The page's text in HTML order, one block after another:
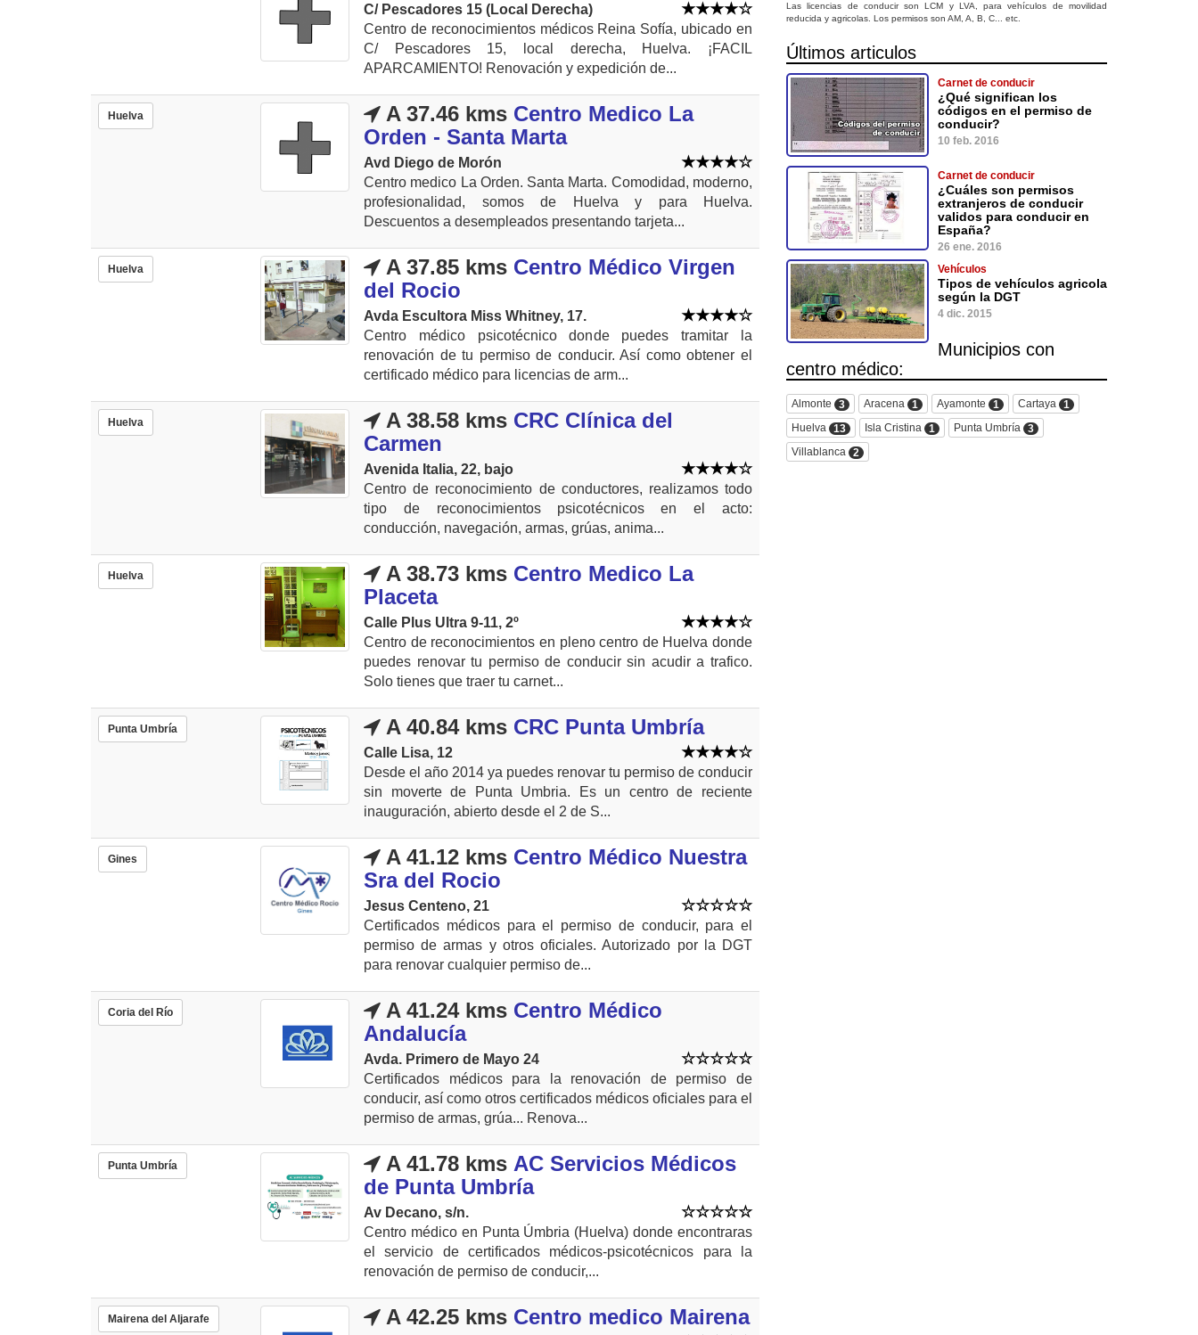
C/ Pescadores 15 (Local Derecha)
Centro de reconocimientos médicos Reina Sofía, ubicado en
C/ Pescadores 15, local derecha, Huelva. ¡FACIL
APARCAMIENTO! Renovación y expedición de...
Huelva A 37.46 kms Centro Medico La
Orden - Santa Marta
Avd Diego de Morón
Centro medico La Orden. Santa Marta. Comodidad, moderno,
profesionalidad, somos de Huelva y para Huelva.
Descuentos a desempleados presentando tarjeta...
Huelva A 37.85 kms Centro Médico Virgen
del Rocio
Avda Escultora Miss Whitney, 17.
Centro médico psicotécnico donde puedes tramitar la
renovación de tu permiso de conducir. Así como obtener el
certificado médico para licencias de arm...
Huelva A 38.58 kms CRC Clínica del
Carmen
Avenida Italia, 22, bajo
Centro de reconocimiento de conductores, realizamos todo
tipo de reconocimientos psicotécnicos en el acto:
conducción, navegación, armas, grúas, anima...
Huelva A 38.73 kms Centro Medico La
Placeta
Calle Plus Ultra 9-11, 2º
Centro de reconocimientos en pleno centro de Huelva donde
puedes renovar tu permiso de conducir sin acudir a trafico.
Solo tienes que traer tu carnet...
Punta Umbría A 40.84 kms CRC Punta Umbría
Calle Lisa, 12
Desde el año 2014 ya puedes renovar tu permiso de conducir
sin moverte de Punta Umbria. Es un centro de reciente
inauguración, abierto desde el 2 de S...
Gines A 41.12 kms Centro Médico Nuestra
Sra del Rocio
Jesus Centeno, 21
Certificados médicos para el permiso de conducir, para el
permiso de armas y otros oficiales. Autorizado por la DGT
para renovar cualquier permiso de...
Coria del Río A 41.24 kms Centro Médico
Andalucía
Avda. Primero de Mayo 24
Certificados médicos para la renovación de permiso de
conducir, así como otros certificados médicos oficiales para el
permiso de armas, grúa... Renova...
Punta Umbría A 41.78 kms AC Servicios Médicos
de Punta Umbría
Av Decano, s/n.
Centro médico en Punta Úmbria (Huelva) donde encontraras
el servicio de certificados médicos-psicotécnicos para la
renovación de permiso de conducir,...
Mairena del Aljarafe A 42.25 kms Centro medico Mairena
Las licencias de conducir son LCM y LVA, para vehículos de movilidad
reducida y agricolas. Los permisos son AM, A, B, C... etc.
Últimos articulos
Carnet de conducir
¿Qué significan los
códigos en el permiso de
conducir?
10 feb. 2016
Carnet de conducir
¿Cuáles son permisos
extranjeros de conducir
validos para conducir en
España?
26 ene. 2016
Vehículos
Tipos de vehículos agricola
según la DGT
4 dic. 2015
Municipios con
centro médico:
Almonte 3 Aracena 1 Ayamonte 1 Cartaya
1
Huelva
13 Isla Cristina 1 Punta Umbría
3
Villablanca
2